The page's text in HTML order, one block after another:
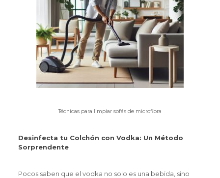
Técnicas para limpiar sofás de microfibra
Desinfecta tu Colchón con Vodka: Un Método
Sorprendente
Pocos saben que el vodka no solo es una bebida, sino